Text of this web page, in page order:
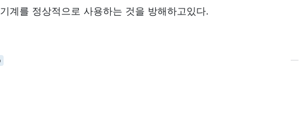
계를 정상적으로 사용하는 것을 방해하고있다.
—